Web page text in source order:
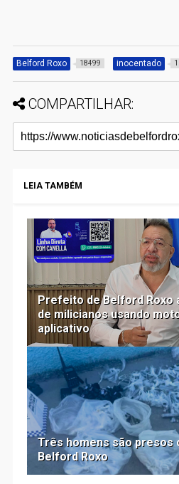
Belford Roxo 18499 inocentado 1
COMPARTILHAR:
LEIA TAMBÉM
Prefeito de Belford Roxo
de milicianos usando
aplicativo
Três homens são presos
Belford Roxo